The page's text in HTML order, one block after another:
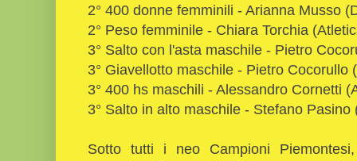
2° 400 donne femminili - Arianna Musso
2° Peso femminile - Chiara Torchia
3° Salto con l'asta maschile - Pietro
3° Giavellotto maschile - Pietro Cocorullo
3° 400 hs maschili - Alessandro Cornetti
3° Salto in alto maschile - Stefano Pasino
Sotto tutti i neo Campioni